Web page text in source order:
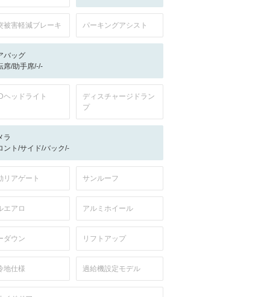
被害軽減ブレーキ パーキングアシスト
バッグ
席/助手席/-/-
ヘッドライト
ディスチャージドラン
プ
ラ
ント/サイド/バック/-
リアゲート サンルーフ
エアロ アルミホイール
ダウン リフトアップ
地仕様 過給機設定モデル